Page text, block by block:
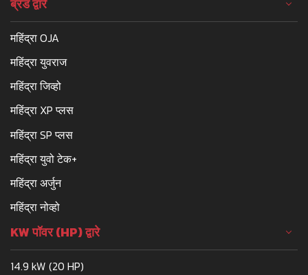
महिंद्रा OJA
महिंद्रा युवराज
महिंद्रा जिव्हो
महिंद्रा XP प्लस
महिंद्रा SP प्लस
महिंद्रा युवो टेक+
महिंद्रा अर्जुन
महिंद्रा नोव्हो
KW पॉवर (HP) द्वारे
14.9 kW (20 HP)